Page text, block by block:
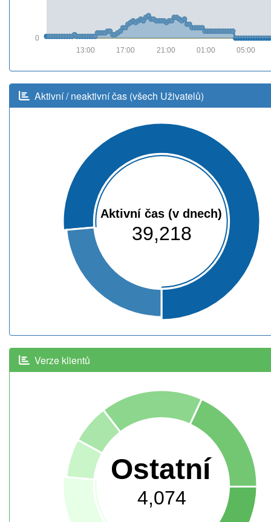
0
05:00
01:00
21:00
17:00
13:00
Aktivní / neaktivní čas (všech Uživatelů)
Aktivní čas (v dnech)
39,218
Verze klientů
Ostatní
4,074